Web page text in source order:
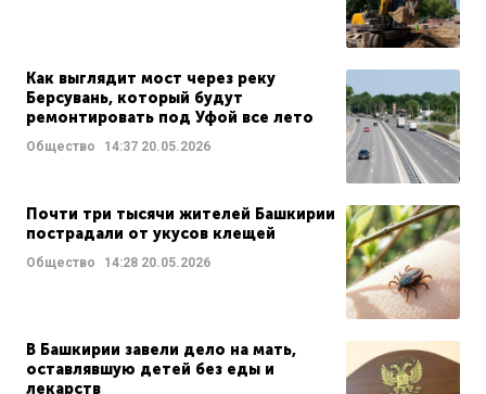
Как выглядит мост через реку
Берсувань, который будут
ремонтировать под Уфой все лето
Общество 14:37 20.05.2026
Почти три тысячи жителей Башкирии
пострадали от укусов клещей
Общество 14:28 20.05.2026
В Башкирии завели дело на мать,
оставлявшую детей без еды и
лекарств